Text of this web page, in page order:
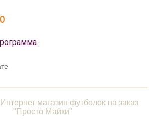
магазин футболок на заказ
"Просто Майки"